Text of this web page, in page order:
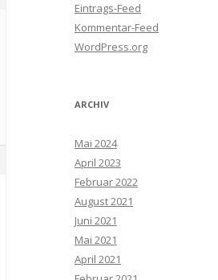
Eintrags-Feed
Kommentar-Feed
WordPress.org
ARCHIV
Mai 2024
April 2023
Februar 2022
August 2021
Juni 2021
Mai 2021
April 2021